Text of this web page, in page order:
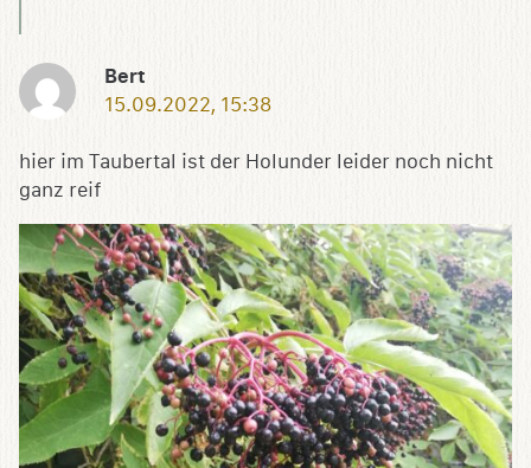
Bert
15.09.2022, 15:38
hier im Taubertal ist der Holunder leider noch nicht
ganz reif